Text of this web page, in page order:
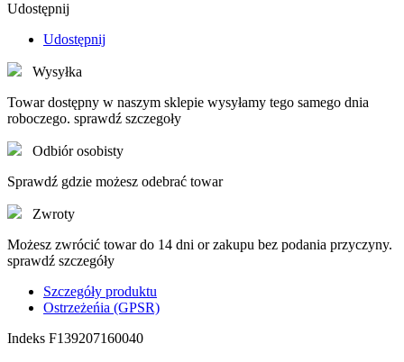
Udostępnij
Udostępnij
Wysyłka
Towar dostępny w naszym sklepie wysyłamy tego samego dnia
roboczego. sprawdź szczegoły
Odbiór osobisty
Sprawdź gdzie możesz odebrać towar
Zwroty
Możesz zwrócić towar do 14 dni or zakupu bez podania przyczyny.
sprawdź szczegóły
Szczegóły produktu
Ostrzeżeńia (GPSR)
Indeks F139207160040